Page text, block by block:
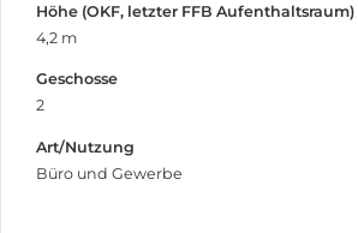
Höhe (OKF, letzter FFB Aufenthaltsraum)
4,2 m
Geschosse
2
Art/Nutzung
Büro und Gewerbe